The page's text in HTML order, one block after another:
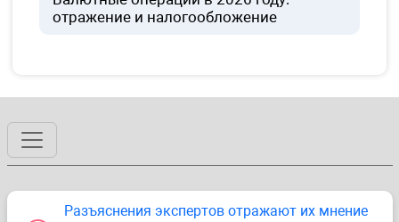
отражение и налогообложение
Разъяснения экспертов отражают их мнение